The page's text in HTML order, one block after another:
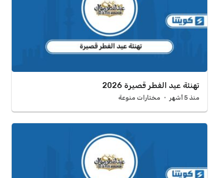
تهنئة عيد الفطر قصيرة 2026
منذ 5 أشهر مختارات منوعة